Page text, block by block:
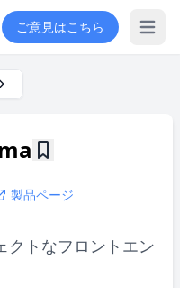
ご意見はこちら Open
製品ページ
クトなフロントエン